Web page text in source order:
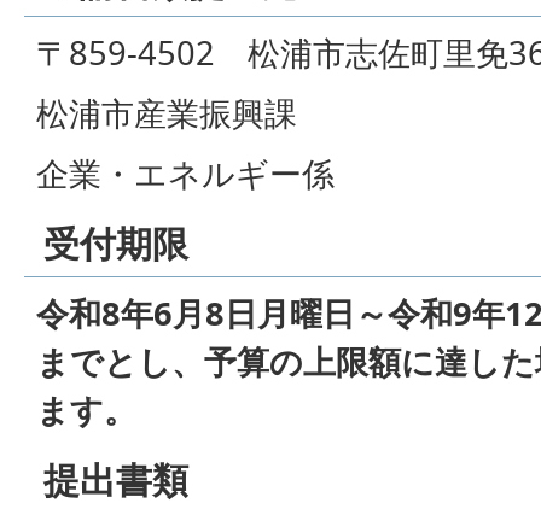
〒859-4502 松浦市志佐町里免
松浦市産業振興課
企業・エネルギー係
受付期限
令和8年6月8日月曜日～令和9年
までとし、予算の上限額に達し
ます。
提出書類